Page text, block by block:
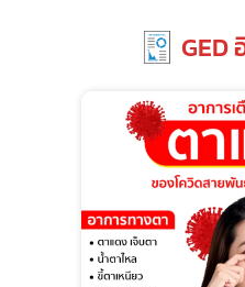
GED